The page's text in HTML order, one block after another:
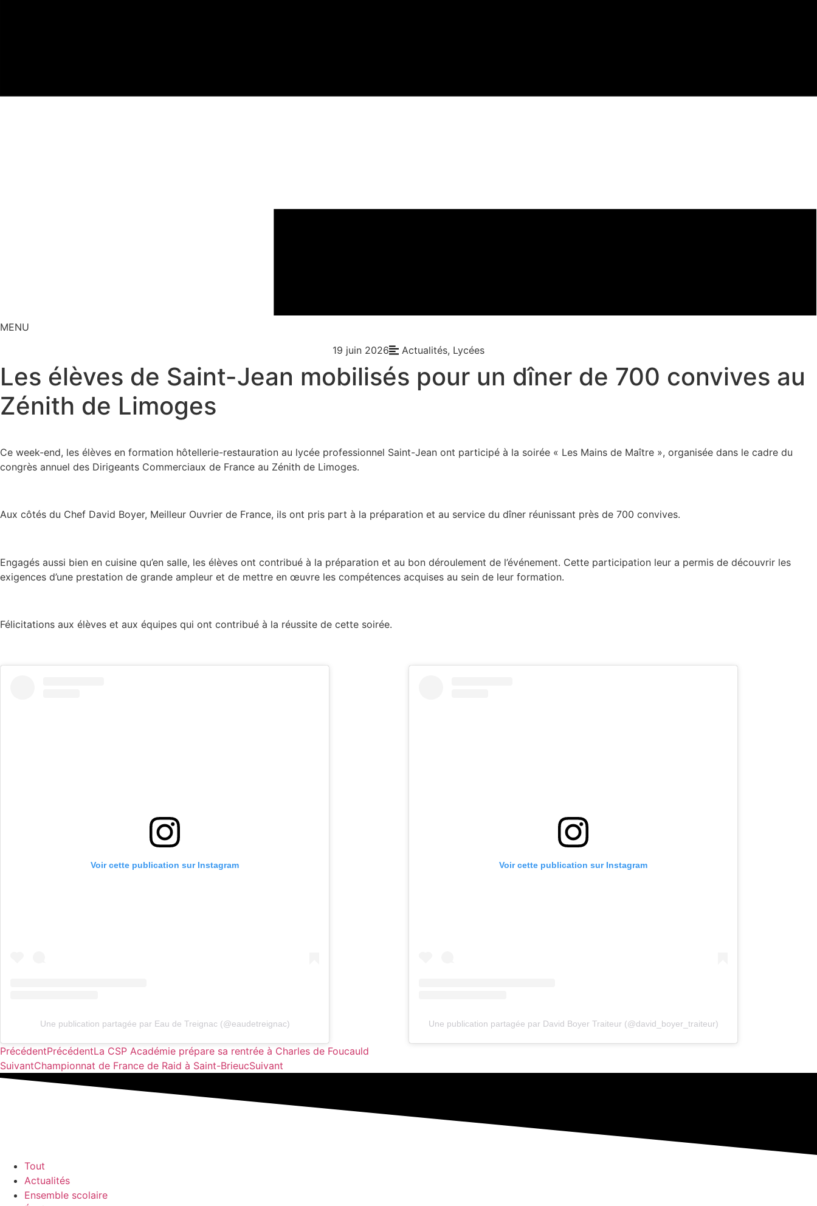
MENU
19 juin 2026
Actualités, Lycées
Les élèves de Saint-Jean mobilisés pour un dîner de 700 convives au
Zénith de Limoges
Ce week-end, les élèves en formation hôtellerie-restauration au lycée professionnel Saint-Jean ont participé à la soirée « Les Mains de Maître », organisée dans le cadre du
congrès annuel des Dirigeants Commerciaux de France au Zénith de Limoges.
Aux côtés du Chef David Boyer, Meilleur Ouvrier de France, ils ont pris part à la préparation et au service du dîner réunissant près de 700 convives.
Engagés aussi bien en cuisine qu’en salle, les élèves ont contribué à la préparation et au bon déroulement de l’événement. Cette participation leur a permis de découvrir les
exigences d’une prestation de grande ampleur et de mettre en œuvre les compétences acquises au sein de leur formation.
Félicitations aux élèves et aux équipes qui ont contribué à la réussite de cette soirée.
Voir cette publication sur Instagram
Une publication partagée par Eau de Treignac (@eaudetreignac)
Voir cette publication sur Instagram
Une publication partagée par David Boyer Traiteur (@david_boyer_traiteur)
PrécédentPrécédentLa CSP Académie prépare sa rentrée à Charles de Foucauld
SuivantChampionnat de France de Raid à Saint-BrieucSuivant
Tout
Actualités
Ensemble scolaire